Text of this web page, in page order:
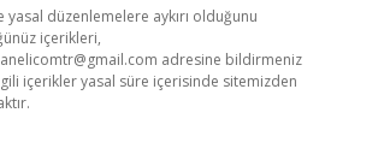
yasal düzenlemelere aykırı olduğunu
içerikleri,
adresine bildirmeniz
içerikler yasal süre içerisinde sitemizden